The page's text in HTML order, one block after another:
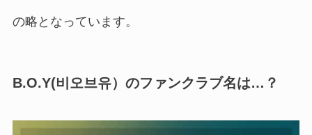
の略となっています。
B.O.Y(비오브유）のファンクラブ名は…？